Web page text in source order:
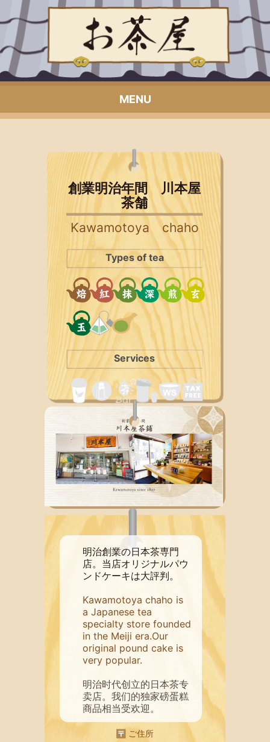
MENU
創業明治年間 川本屋
茶舗
Kawamotoya chaho
Types of tea
Services
明治創業の日本茶専門
店。当店オリジナルパウ
ンドケーキは大評判。
Kawamotoya chaho is
a Japanese tea
specialty store founded
in the Meiji era.Our
original pound cake is
very popular.
明治时代创立的日本茶专
卖店。我们的独家磅蛋糕
商品相当受欢迎。
ご住所